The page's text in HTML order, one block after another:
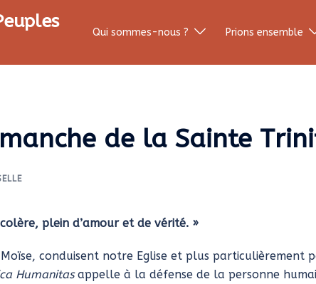
Qui sommes-nous ? Prions ensemble
de la Sainte
plein d’amour et de vérité. »
conduisent notre Eglise et plus particulièrement
Humanitasappelle à la défense de la personne